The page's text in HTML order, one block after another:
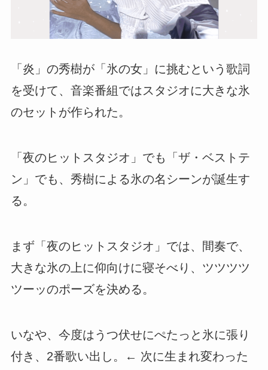
「炎」の秀樹が「氷の女」に挑むという歌詞
を受けて、音楽番組ではスタジオに大きな氷
のセットが作られた。
「夜のヒットスタジオ」でも「ザ・ベストテ
ン」でも、秀樹による氷の名シーンが誕生す
る。
まず「夜のヒットスタジオ」では、間奏で、
大きな氷の上に仰向けに寝そべり、ツツツツ
ツーッのポーズを決める。
いなや、今度はうつ伏せにぺたっと氷に張り
付き、2番歌い出し。← 次に生まれ変わった